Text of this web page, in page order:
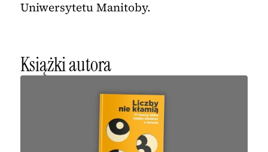
Uniwersytetu Manitoby.
Książki autora